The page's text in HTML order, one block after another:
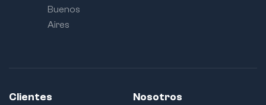
Buenos
Aires
Clientes Nosotros